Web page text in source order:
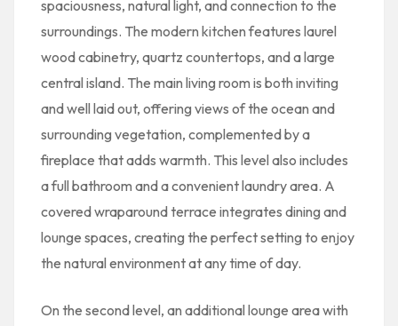
spaciousness, natural light, and connection to the
surroundings. The modern kitchen features laurel
wood cabinetry, quartz countertops, and a large
central island. The main living room is both inviting
and well laid out, offering views of the ocean and
surrounding vegetation, complemented by a
fireplace that adds warmth. This level also includes
a full bathroom and a convenient laundry area. A
covered wraparound terrace integrates dining and
lounge spaces, creating the perfect setting to enjoy
the natural environment at any time of day.
On the second level, an additional lounge area with